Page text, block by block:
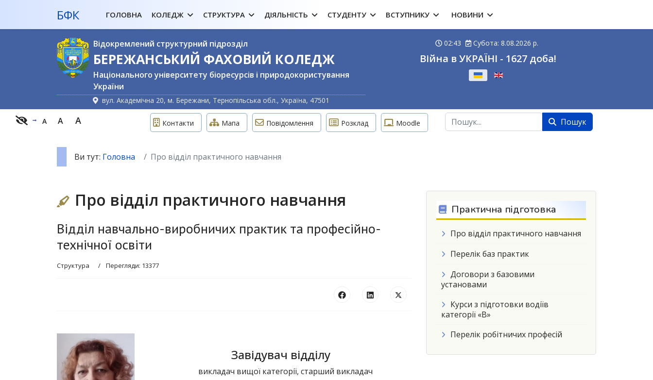
БФК ГОЛОВНА КОЛЕДЖ СТРУКТУРА ДІЯЛЬНІСТЬ СТУДЕНТУ ВСТУПНИКУ НОВИНИ
Відокремлений структурний підрозділ
БЕРЕЖАНСЬКИЙ ФАХОВИЙ КОЛЕДЖ
Національного університету біоресурсів і природокористування
України
вул. Академічна 20, м. Бережани, Тернопільська обл., Україна, 47501
02:43 Субота: 8.08.2026 р.
Війна в УКРАЇНІ - 1627 доба!
A A A Контакти Мапа Повідомлення Розклад Moodle Пошук Пошук
Ви тут: Головна Про відділ практичного навчання
Про відділ практичного навчання
Відділ навчально-виробничих практик та професійно-
технічної освіти
Структура Перегляди: 13377
Завідувач відділу
викладач вищої категорії, старший викладач
Практична підготовка
Про відділ практичного навчання
Перелік баз практик
Договори з базовими
установами
Курси з підготовки водіїв
категорії «В»
Перелік робітничих професій